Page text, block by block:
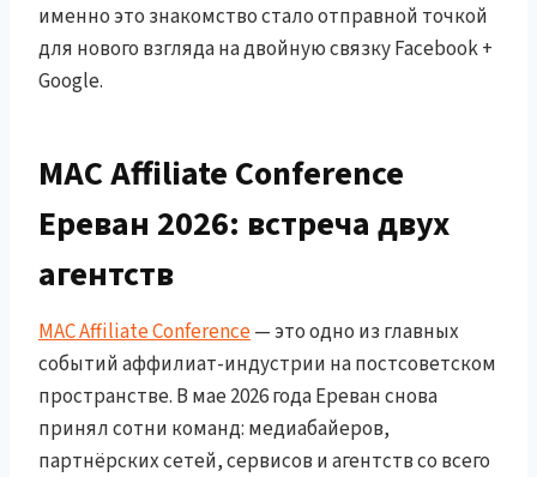
именно это знакомство стало отправной точкой
для нового взгляда на двойную связку Facebook +
Google.
MAC Affiliate Conference
Ереван 2026: встреча двух
агентств
MAC Affiliate Conference— это одно из главных
событий аффилиат-индустрии на постсоветском
пространстве. В мае 2026 года Ереван снова
принял сотни команд: медиабайеров,
партнёрских сетей, сервисов и агентств со всего